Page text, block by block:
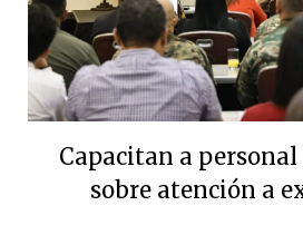
Capacitan a
sobre atención a